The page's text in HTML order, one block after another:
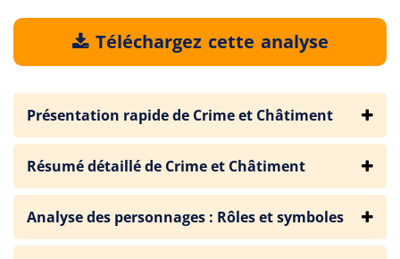
Téléchargez cette analyse
Présentation rapide de Crime et Châtiment
Résumé détaillé de Crime et Châtiment
Analyse des personnages : Rôles et symboles